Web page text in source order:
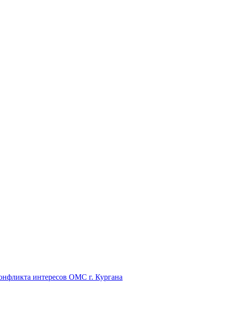
интересов ОМС г. Кургана